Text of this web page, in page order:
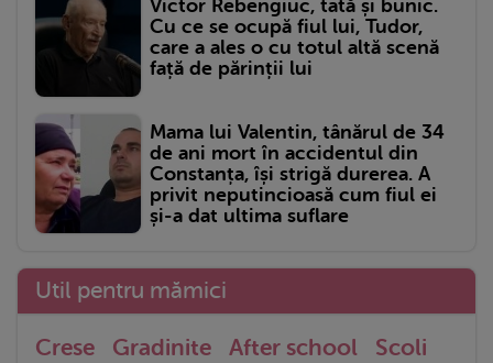
Victor Rebengiuc, tată și bunic.
Cu ce se ocupă fiul lui, Tudor,
care a ales o cu totul altă scenă
față de părinții lui
Mama lui Valentin, tânărul de 34
de ani mort în accidentul din
Constanța, își strigă durerea. A
privit neputincioasă cum fiul ei
și-a dat ultima suflare
Util pentru mămici
Crese Gradinite After school
Scoli